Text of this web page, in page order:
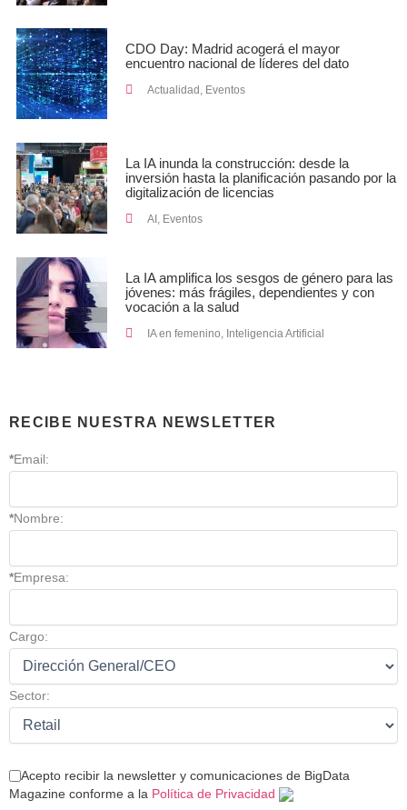
CDO Day: Madrid acogerá el mayor
encuentro nacional de líderes del dato
Actualidad , Eventos
La IA inunda la construcción: desde la
inversión hasta la planificación pasando por la
digitalización de licencias
AI , Eventos
La IA amplifica los sesgos de género para las
jóvenes: más frágiles, dependientes y con
vocación a la salud
IA en femenino Inteligencia Artificial
RECIBE NUESTRA NEWSLETTER
*Email:
*Nombre:
*Empresa:
Cargo:
Sector:
Acepto recibir la newsletter y comunicaciones de BigData
Magazine conforme a la Política de Privacidad